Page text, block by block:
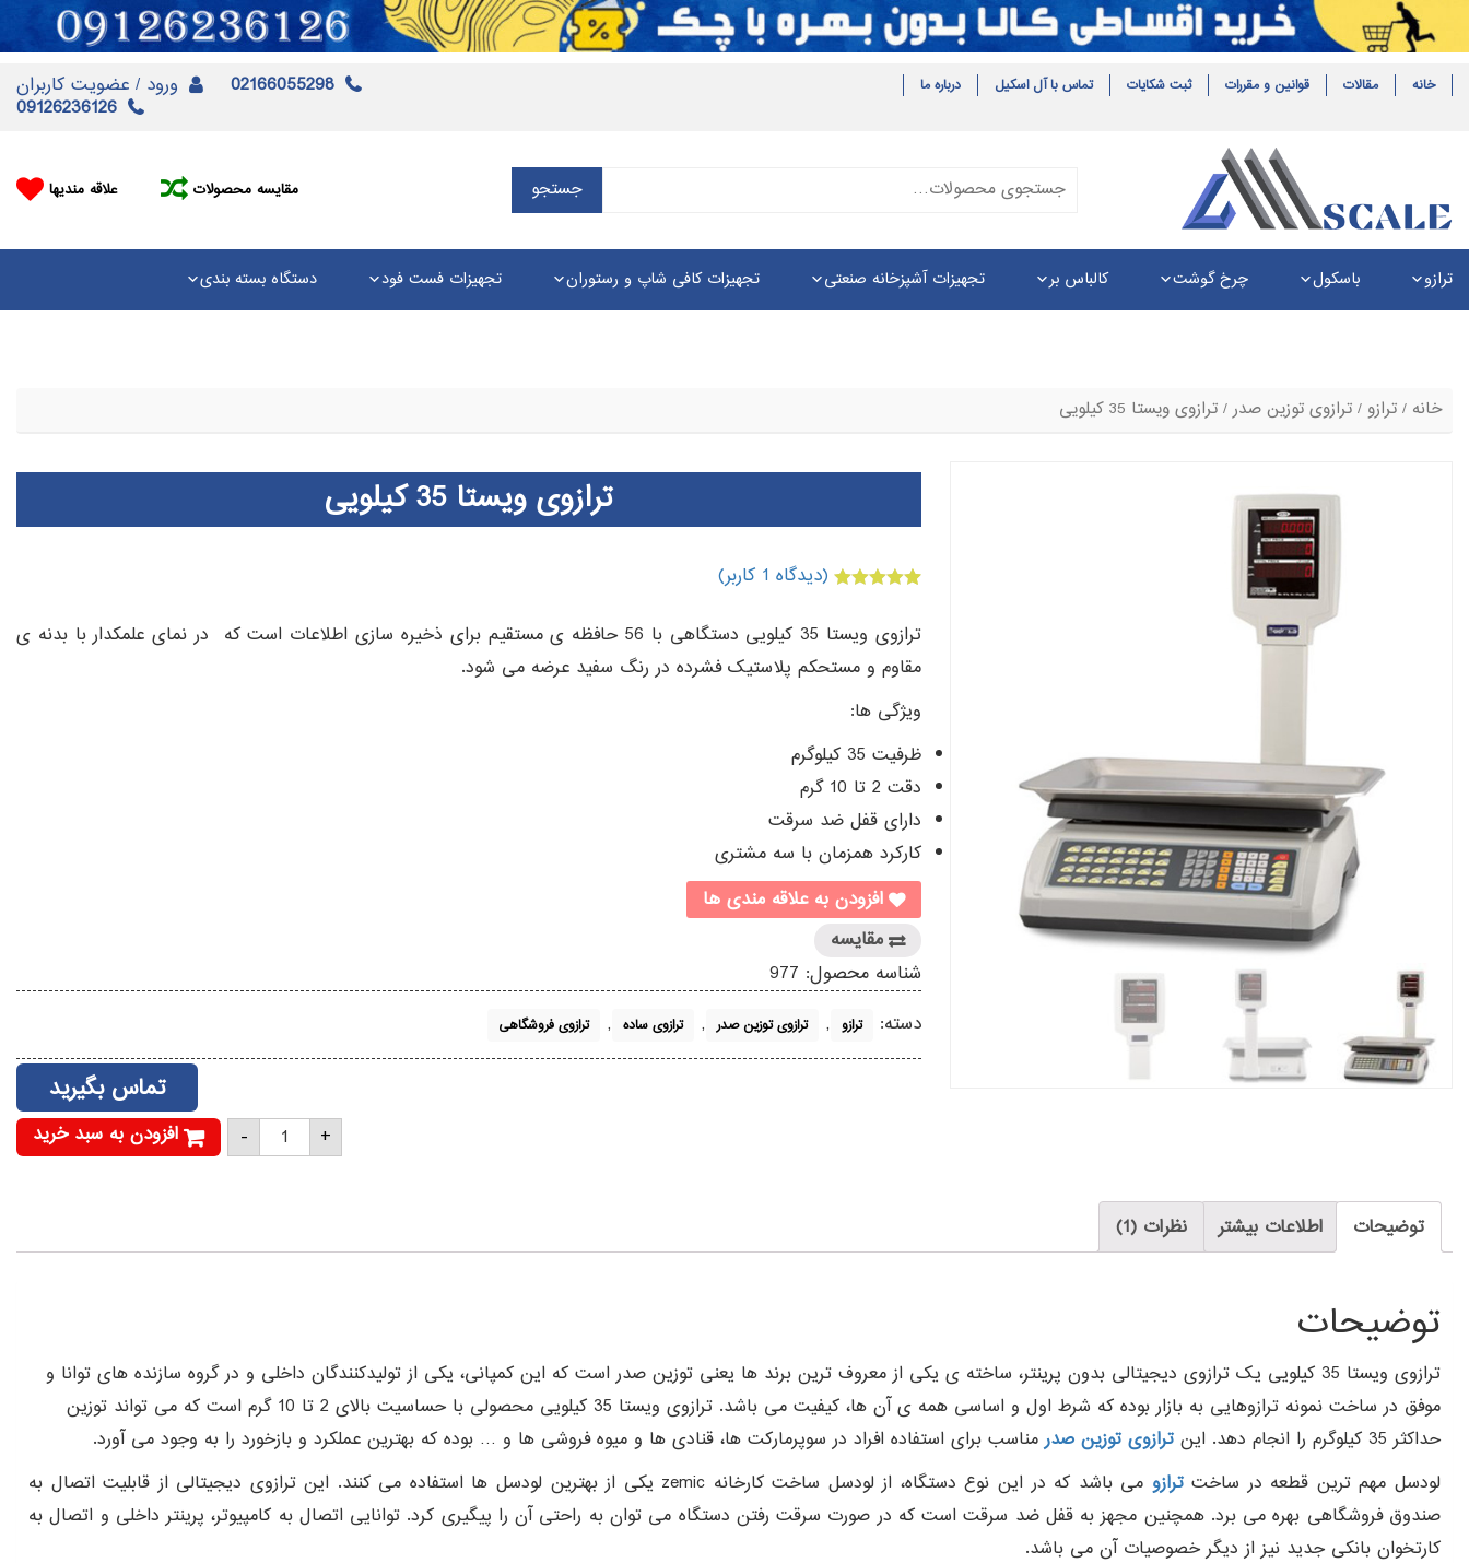
خانه مقالات قوانین و مقررات ثبت شکایات تماس با آل اسکیل درباره ما ورود / عضویت کاربران 02166055298
09126236126
جستجو
برای:
جستجو علاقه مندیها مقایسه محصولات
ترازو باسکول چرخ گوشت کالباس بر تجهیزات آشپزخانه صنعتی تجهیزات کافی شاپ و رستوران تجهیزات فست فود دستگاه بسته بندی
خانه /ترازو/ترازوی توزین صدر/ ترازوی ویستا 35 کیلویی
ترازوی ویستا 35 کیلویی
امتیازدهی
مشتری
(دیدگاه 1 کاربر)
تماس بگیرید
ترازوی ویستا 35 کیلویی دستگاهی با 56 حافظه ی مستقیم برای ذخیره سازی اطلاعات است که در نمای علمکدار با بدنه ی
مقاوم و مستحکم پلاستیک فشرده در رنگ سفید عرضه می شود.
ویژگی ها:
ظرفیت 35 کیلوگرم
دقت 2 تا 10 گرم
دارای قفل ضد سرقت
کارکرد همزمان با سه مشتری
- ترازوی
ویستا35
+ افزودن به سبد خرید
افزودن به علاقه مندی ها
مقایسه
شناسه محصول: 977
دسته:
ترازو , ترازوی توزین صدر , ترازوی ساده , ترازوی فروشگاهی
توضیحات اطلاعات بیشتر نظرات (1)
توضیحات
ترازوی ویستا 35 کیلویی یک ترازوی دیجیتالی بدون پرینتر، ساخته ی یکی از معروف ترین برند ها یعنی توزین صدر است که این کمپانی، یکی از تولیدکنندگان داخلی و در گروه سازنده های توانا و
موفق در ساخت نمونه ترازوهایی به بازار بوده که شرط اول و اساسی همه ی آن ها، کیفیت می باشد. ترازوی ویستا 35 کیلویی محصولی با حساسیت بالای 2 تا 10 گرم است که می تواند توزین
حداکثر 35 کیلوگرم را انجام دهد. این
ترازوی توزین صدرمناسب برای استفاده افراد در سوپرمارکت ها، قنادی ها و میوه فروشی ها و … بوده که بهترین عملکرد و بازخورد را به وجود می آورد.
لودسل مهم ترین قطعه در ساختترازو
می باشد که در این نوع دستگاه، از لودسل ساخت کارخانه zemic یکی از بهترین لودسل ها استفاده می کنند. این ترازوی دیجیتالی از قابلیت اتصال به
صندوق فروشگاهی بهره می برد. همچنین مجهز به قفل ضد سرقت است که در صورت سرقت رفتن دستگاه می توان به راحتی آن را پیگیری کرد. توانایی اتصال به کامپیوتر، پرینتر داخلی و اتصال به
کارتخوان بانکی جدید نیز از دیگر خصوصیات آن می باشد.